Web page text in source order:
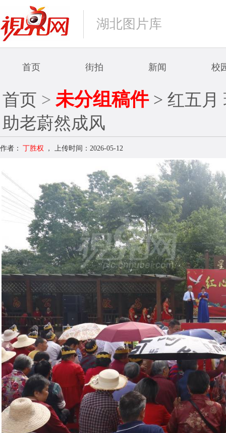
湖北图片库
首页 街拍 新闻 校
首页 > 未分组稿件> 红五月
助老蔚然成风
作者： 丁胜权 ， 上传时间：2026-05-12